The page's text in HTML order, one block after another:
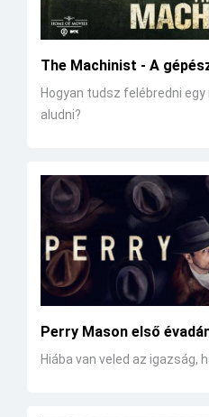
The Machinist - A
Hogyan tudsz felébredni
aludni?
Perry Mason első
Hiába van veled az igazság,